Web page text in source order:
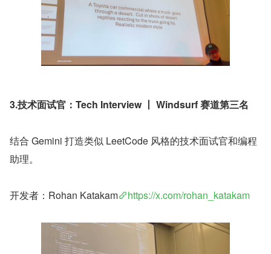
3.技术面试官：Tech Interview 丨 Windsurf 赛道第三名
结合 Gemini 打造类似 LeetCode 风格的技术面试官和编程
助理。
开发者：Rohan Katakam https://x.com/rohan_katakam